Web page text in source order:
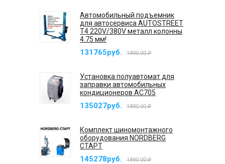
Автомобильный подъемник
для автосервиса AUTOSTREET
T4 220V/380V металл колонны
4.75 мм!
131765руб. 1890.00 ₽
Установка полуавтомат для
заправки автомобильных
кондиционеров AC705
135027руб. 1890.00 ₽
Комплект шиномонтажного
оборудования NORDBERG
СТАРТ
145278руб. 1890.00 ₽